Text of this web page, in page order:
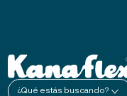
¿Qué estás buscando?